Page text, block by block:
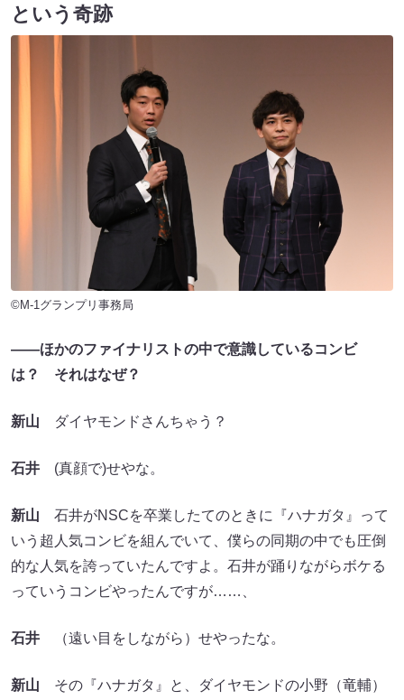
という奇跡
©M-1グランプリ事務局
――ほかのファイナリストの中で意識しているコンビ
は？ それはなぜ？
新山 ダイヤモンドさんちゃう？
石井 (真顔で)せやな。
新山 石井がNSCを卒業したてのときに『ハナガタ』って
いう超人気コンビを組んでいて、僕らの同期の中でも圧倒
的な人気を誇っていたんですよ。石井が踊りながらボケる
っていうコンビやったんですが……、
石井 （遠い目をしながら）せやったな。
新山 その『ハナガタ』と、ダイヤモンドの小野（竜輔）